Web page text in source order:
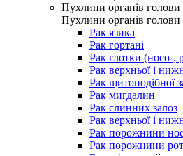
Пухлини органів голови
Пухлини органів голови
Рак язика
Рак гортані
Рак глотки (носо-,
Рак верхньої і
Рак щитоподібної
Рак мигдалин
Рак слинних залоз
Рак верхньої і
Рак порожнини
Рак порожнини